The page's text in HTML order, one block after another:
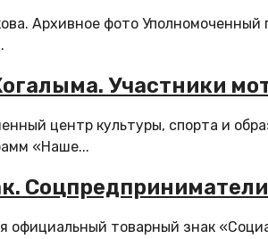
Архивное фото
Участники
центр культуры, спорта и
«Наше...
официальный товарный знак